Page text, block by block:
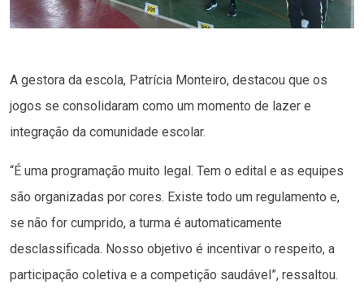
A gestora da escola, Patrícia Monteiro, destacou que os
jogos se consolidaram como um momento de lazer e
integração da comunidade escolar.
“É uma programação muito legal. Tem o edital e as equipes
são organizadas por cores. Existe todo um regulamento e,
se não for cumprido, a turma é automaticamente
desclassificada. Nosso objetivo é incentivar o respeito, a
participação coletiva e a competição saudável”, ressaltou.